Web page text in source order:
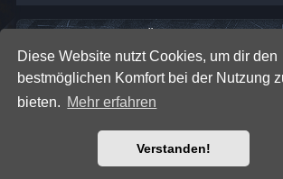
Diese Website nutzt Cookies, um dir den
bestmöglichen Komfort bei der Nutzung
bieten. Mehr erfahren
Verstanden!
Premium phpBB
Powered byphpBB® Forum Software © phpBB
Deutsche Übersetzung durch
Datenschutz|Nutzungsbedingungen